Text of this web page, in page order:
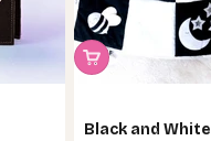
Black and White